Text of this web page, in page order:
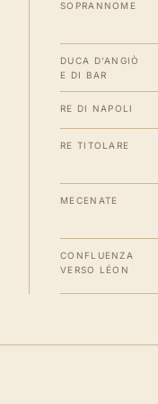
SOPRANNOME
DUCA D'ANGIÒ
E DI BAR
RE DI NAPOLI
RE TITOLARE
MECENATE
CONFLUENZA
VERSO LÉON